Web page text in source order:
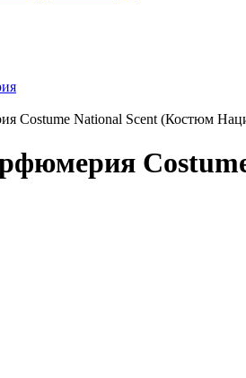
Costume National Scent (Костюм